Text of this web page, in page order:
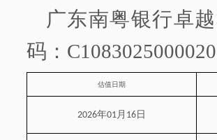
广东南粤银行卓
码：
估值日期
2026年01月 16 日